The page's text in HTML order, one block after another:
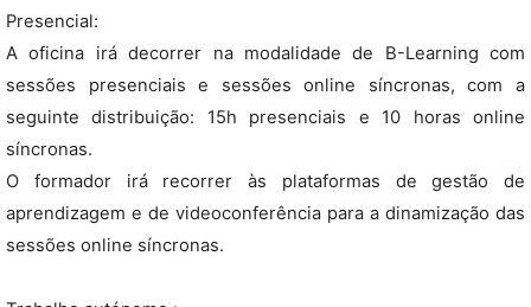
Presencial:
A oficina irá decorrer na modalidade de B-Learning com
sessões presenciais e sessões online síncronas, com a
seguinte distribuição: 15h presenciais e 10 horas online
síncronas.
O formador irá recorrer às plataformas de gestão de
aprendizagem e de videoconferência para a dinamização das
sessões online síncronas.